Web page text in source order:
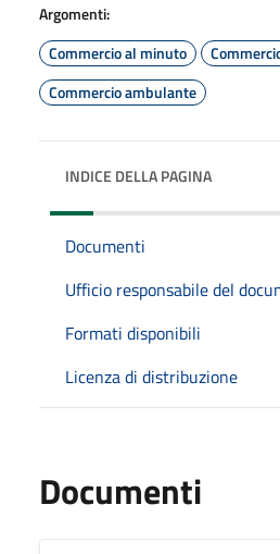
Argomenti:
Commercio al minuto
Commercio ambulante
INDICE DELLA PAGINA
Documenti
Ufficio responsabile del
Formati disponibili
Licenza di distribuzione
Documenti